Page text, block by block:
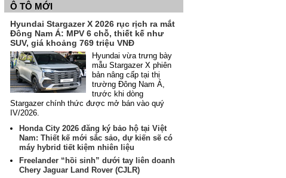
Ô TÔ MỚI
Hyundai Stargazer X 2026 rục rịch ra mắt
Đông Nam Á: MPV 6 chỗ, thiết kế như
SUV, giá khoảng 769 triệu VNĐ
Hyundai vừa trưng bày
mẫu Stargazer X phiên
bản nâng cấp tại thị
trường Đông Nam Á,
trước khi dòng
Stargazer chính thức được mở bán vào quý
IV/2026.
Honda City 2026 đăng ký bảo hộ tại Việt
Nam: Thiết kế mới sắc sảo, dự kiến sẽ có
máy hybrid tiết kiệm nhiên liệu
Freelander “hồi sinh” dưới tay liên doanh
Chery Jaguar Land Rover (CJLR)